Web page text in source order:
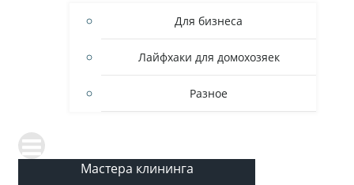
Для бизнеса
Лайфхаки для домохозяек
Разное
Мастера клининга